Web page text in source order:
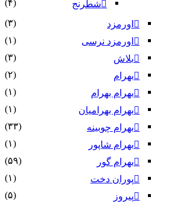
شطرنج
(۴)
اورمزد
(۳)
اورمزد نرسى‏
(۱)
بلاش
(۳)
بهرام
(۲)
بهرام بهرام
(۱)
بهرام بهرامیان‏
(۱)
بهرام چوبینه
(۳۳)
بهرام شاپور
(۱)
بهرام گور
(۵۹)
پوران دخت
(۱)
پیروز
(۵)